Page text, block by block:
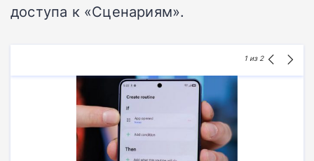
доступа к «Сценариям».
1 из 2